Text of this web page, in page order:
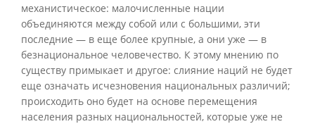
механистическое: малочисленные нации
объединяются между собой или с большими, эти
последние — в еще более крупные, а они уже — в
безнациональное человечество. К этому мнению по
существу примыкает и другое: слияние наций не будет
еще означать исчезновения национальных различий;
происходить оно будет на основе перемещения
населения разных национальностей, которые уже не